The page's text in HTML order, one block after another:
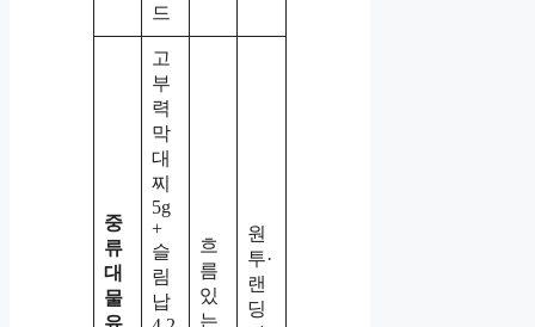
드
중
류
대
물
고
부
력
막
대
찌
5g
+
슬
림
납
흐
름
있
는
원
투·
랜
딩